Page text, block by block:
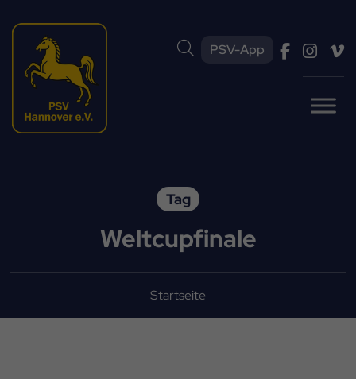
PSV-App
Tag
Weltcupfinale
Startseite